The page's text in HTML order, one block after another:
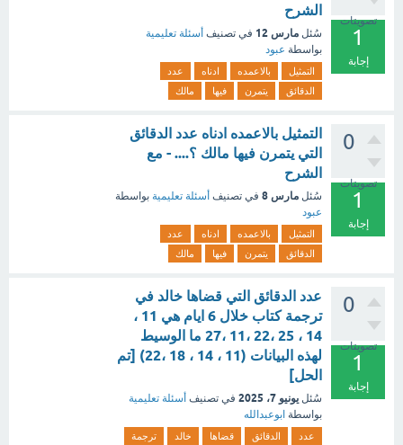
تصويتات
1
إجابة
الشرح
سُئل مارس 12 في تصنيف أسئلة تعليمية
بواسطة عبود
التمثيل بالاعمده ادناه
عدد
الدقائق
يتمرن فيها مالك
0
تصويتات
1
إجابة
التمثيل بالاعمده ادناه عدد الدقائق
التي يتمرن فيها مالك ؟.... - مع
الشرح
سُئل مارس 8 في تصنيف أسئلة تعليمية بواسطة
عبود
التمثيل بالاعمده ادناه
عدد
الدقائق
يتمرن فيها مالك
0
تصويتات
1
إجابة
عدد الدقائق التي قضاها خالد في
ترجمة كتاب خلال 6 ايام هي 11 ،
14 ، 25 ،22 ،11 ،27 ما الوسيط
لهذه البيانات (11 ، 14 ، 18 ،22) [تم
الحل]
سُئل يونيو 7، 2025 في تصنيف أسئلة تعليمية
بواسطة ابوعبدالله
عدد الدقائق قضاها خالد
ترجمة